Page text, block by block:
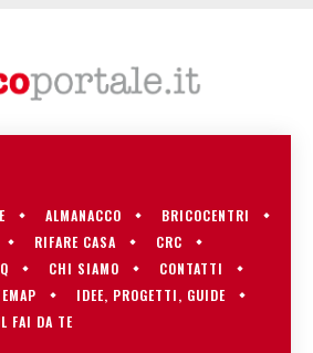
ALMANACCO
BRICOCENTRI
RIFARE CASA
CRC
CHI SIAMO
CONTATTI
IDEE, PROGETTI, GUIDE
FAI DA TE